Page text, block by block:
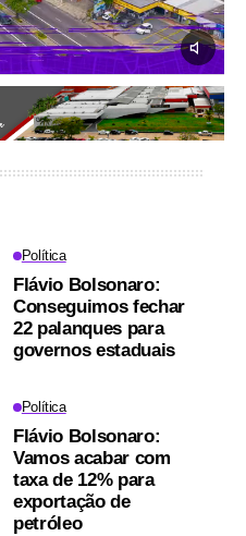
Política
Flávio Bolsonaro:
Conseguimos fechar
22 palanques para
governos estaduais
Política
Flávio Bolsonaro:
Vamos acabar com
taxa de 12% para
exportação de
petróleo